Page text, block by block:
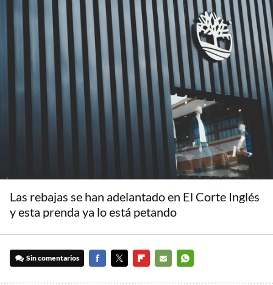
Las rebajas se han adelantado en El Corte Inglés
y esta prenda ya lo está petando
Sin comentarios